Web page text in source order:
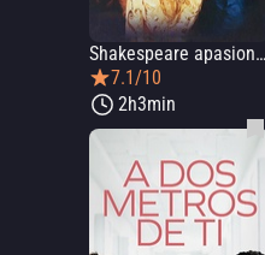
Shakespeare apasionado
7.1/10
2h3min